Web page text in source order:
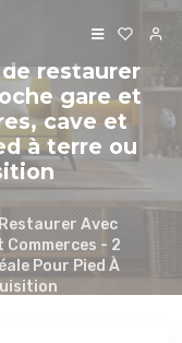
restaurer
gare et
cave et
à terre ou
Avec
Commerces - 2
Pour Pied À